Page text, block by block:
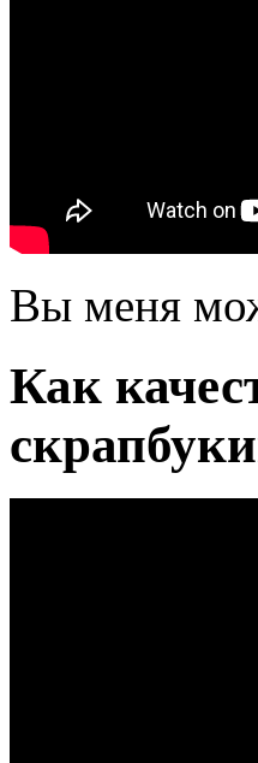
Вы меня
Как